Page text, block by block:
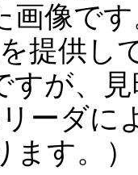
画像で
提供し
すが、
ーダに
す。）